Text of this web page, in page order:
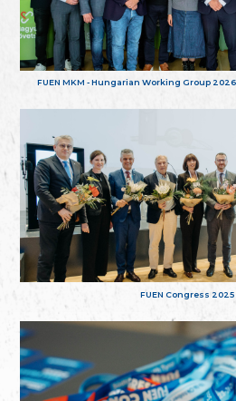
FUEN MKM - Hungarian Working Group
FUEN Congress 2025